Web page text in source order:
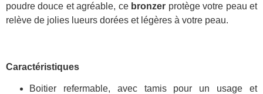
poudre douce et agréable, cebronzer protège votre peau et
relève de jolies lueurs dorées et légères à votre peau.
Caractéristiques
Boitier refermable, avec tamis pour un usage et